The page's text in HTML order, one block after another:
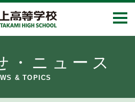
・ニュース
& TOPICS